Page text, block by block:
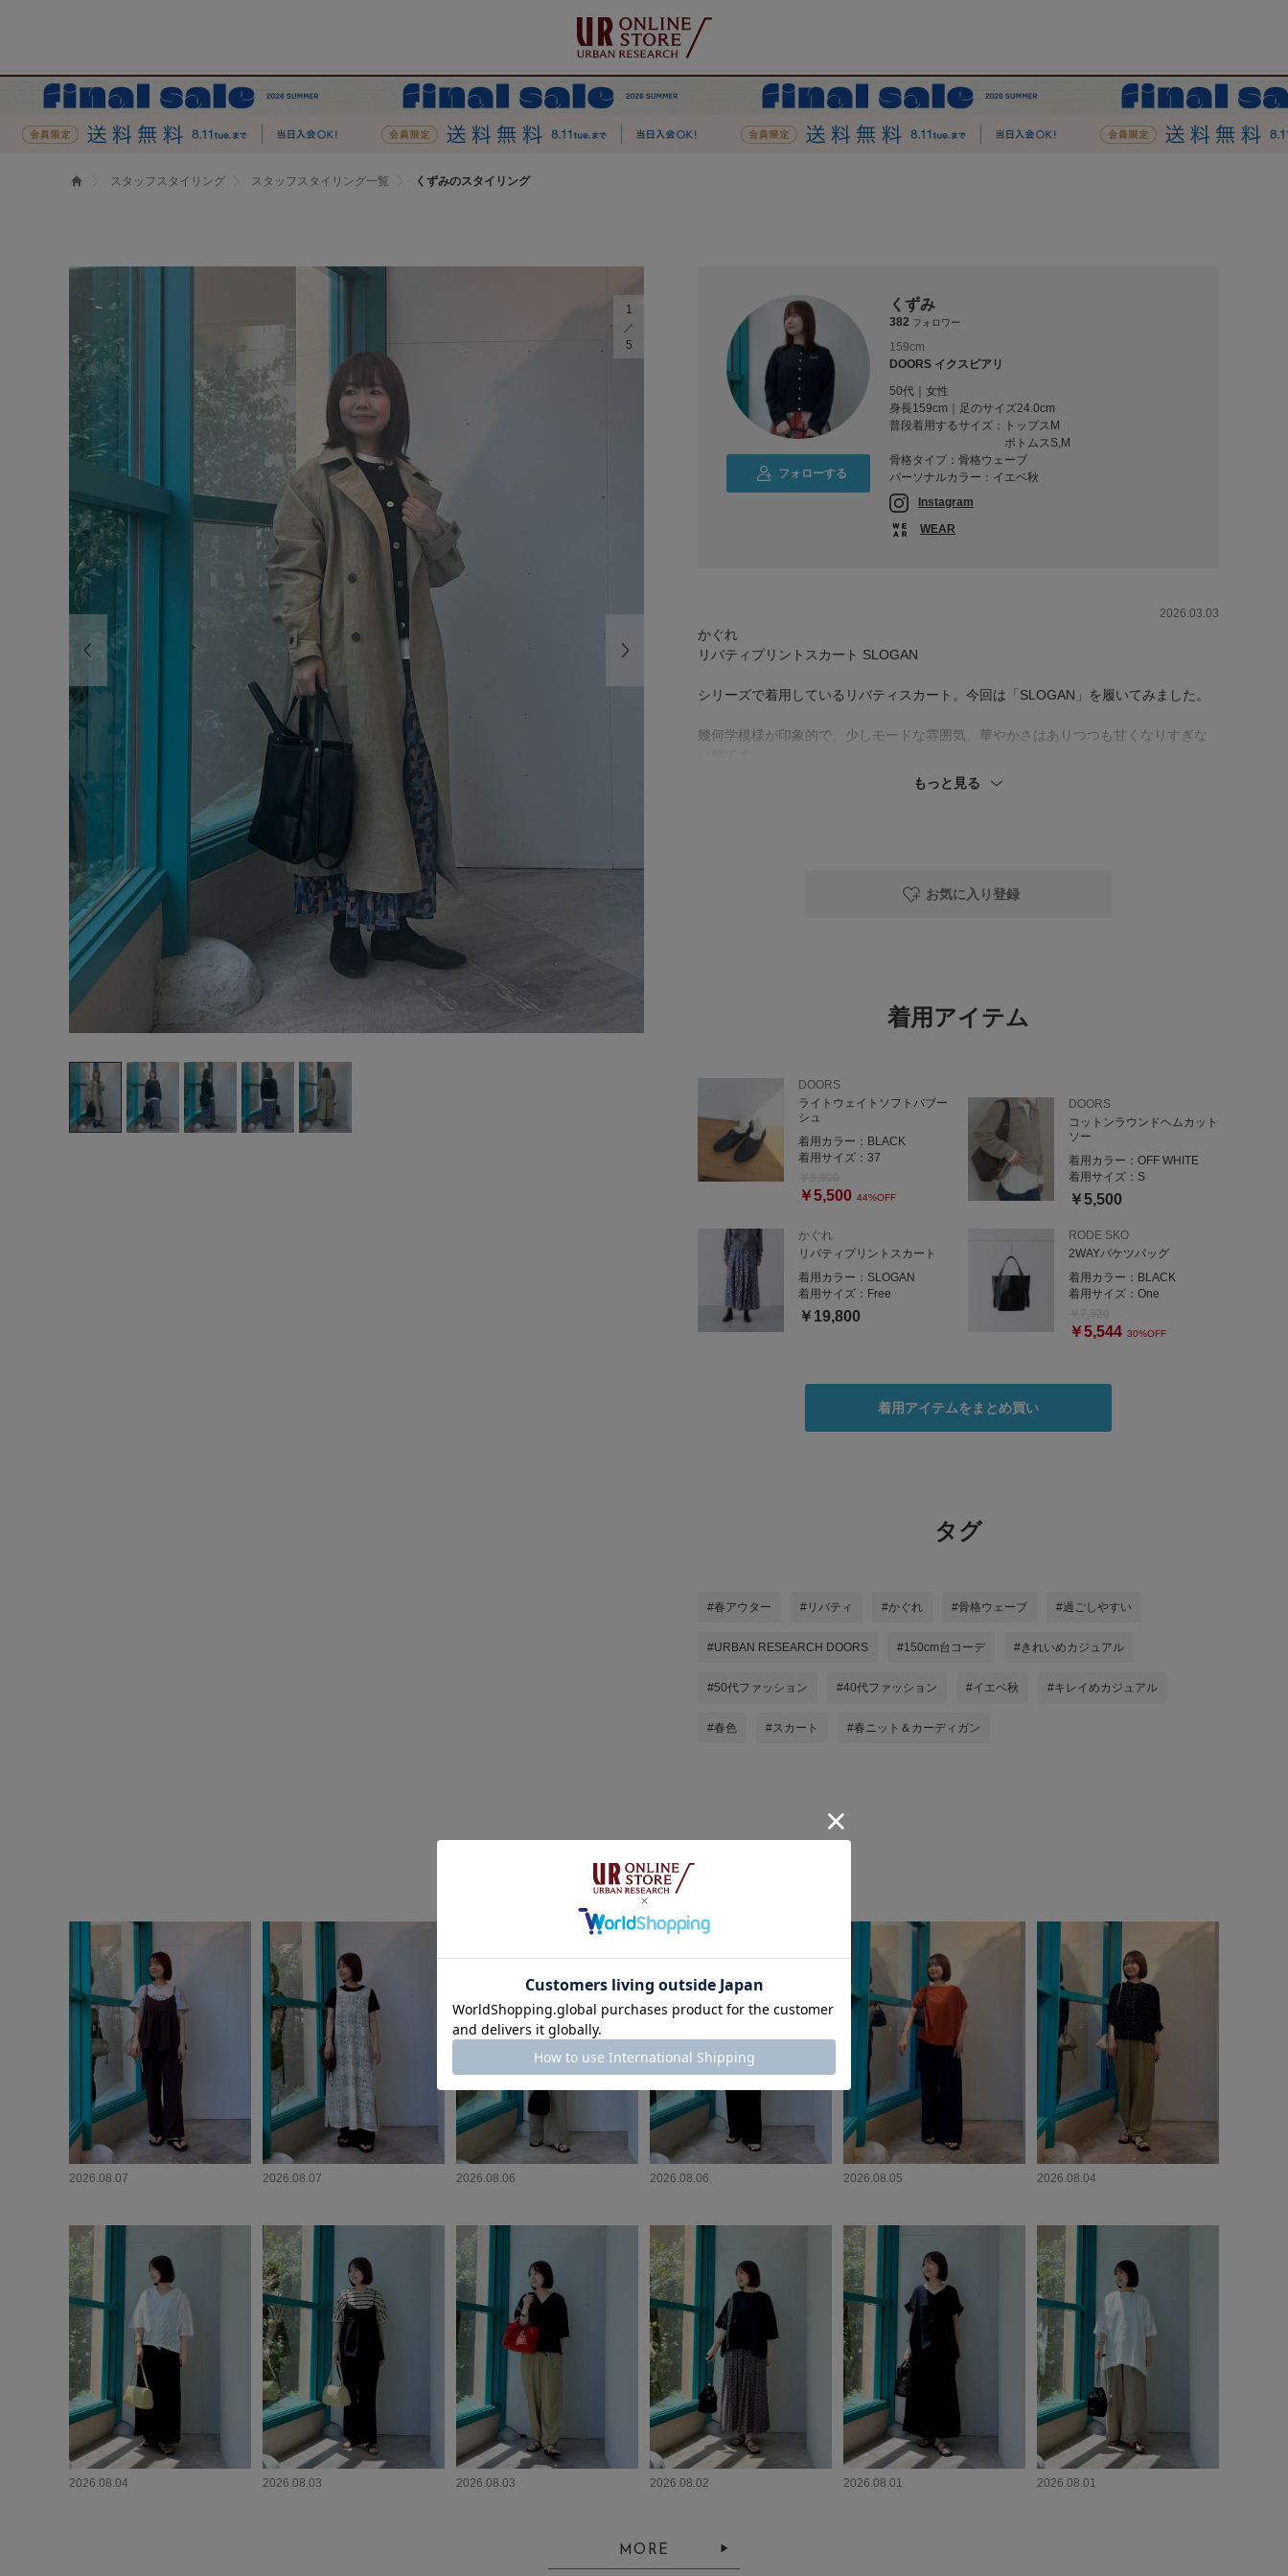
スタッフスタイリング スタッフスタイリング一覧 くずみのスタイリング
1
5
フォローする
くずみ
382 フォロワー
159cm
DOORS イクスピアリ
50代｜女性
身長159cm｜足のサイズ24.0cm
普段着用するサイズ：
トップスM
ボトムスS,M
骨格タイプ：骨格ウェーブ
パーソナルカラー：イエベ秋
Instagram
WEAR
2026.03.03
かぐれ
リバティプリントスカート SLOGAN
シリーズで着用しているリバティスカート。今回は「SLOGAN」を履いてみました。
幾何学模様が印象的で、少しモードな雰囲気。華やかさはありつつも甘くなりすぎな
トレンチコートを羽織って、春のお出かけスタイルにまとめました。写真を撮る日に
もっと見る
お気に入り登録
着用アイテム
DOORS
ライトウェイトソフトバブー
シュ
着用カラー： BLACK
着用サイズ： 37
￥5,500 44%OFF
DOORS
コットンラウンドヘムカット
ソー
着用カラー： OFF WHITE
着用サイズ： S
￥5,500
かぐれ
リバティプリントスカート
着用カラー： SLOGAN
着用サイズ： Free
￥19,800
RODE SKO
2WAYバケツバッグ
着用カラー： BLACK
着用サイズ： One
￥5,544 30%OFF
着用アイテムをまとめ買い
タグ
#春アウター #リバティ #かぐれ #骨格ウェーブ #過ごしやすい
#URBAN RESEARCH DOORS #150cm台コーデ #きれいめカジュアル
#50代ファッション #40代ファッション #イエベ秋 #キレイめカジュアル
#春色 #スカート #春ニット＆カーディガン
2026.08.07 2026.08.07 2026.08.06 2026.08.06 2026.08.05 2026.08.04
2026.08.04 2026.08.03 2026.08.03 2026.08.02 2026.08.01 2026.08.01
MORE